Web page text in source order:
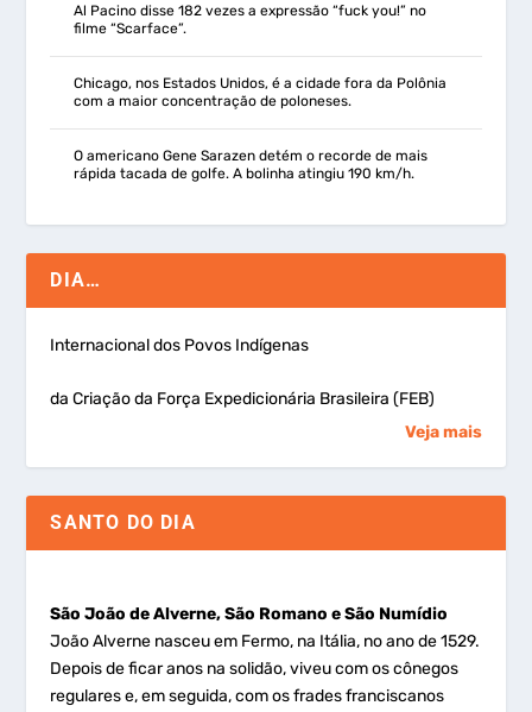
Al Pacino disse 182 vezes a expressão “fuck you!” no
filme “Scarface”.
Chicago, nos Estados Unidos, é a cidade fora da Polônia
com a maior concentração de poloneses.
O americano Gene Sarazen detém o recorde de mais
rápida tacada de golfe. A bolinha atingiu 190 km/h.
DIA…
Internacional dos Povos Indígenas
da Criação da Força Expedicionária Brasileira (FEB)
Veja mais
SANTO DO DIA
São João de Alverne, São Romano e São Numídio
João Alverne nasceu em Fermo, na Itália, no ano de 1529.
Depois de ficar anos na solidão, viveu com os cônegos
regulares e, em seguida, com os frades franciscanos